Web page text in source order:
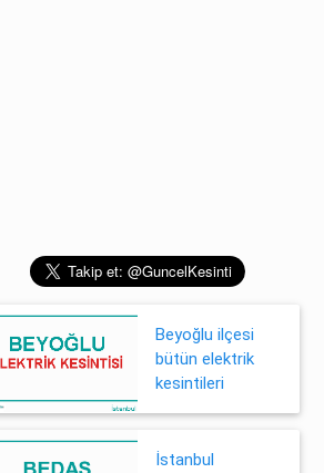
Beyoğlu ilçesi
bütün elektrik
kesintileri
İstanbul